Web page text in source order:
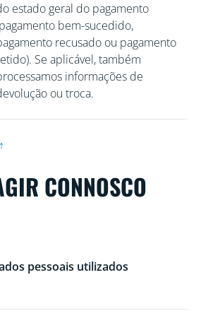
estado geral do pagamento
bem-sucedido,
recusado ou pagamento
Se aplicável, também
informações de
ou troca.
CONNOSCO
pessoais utilizados